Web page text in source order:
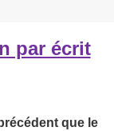
par écrit
que le